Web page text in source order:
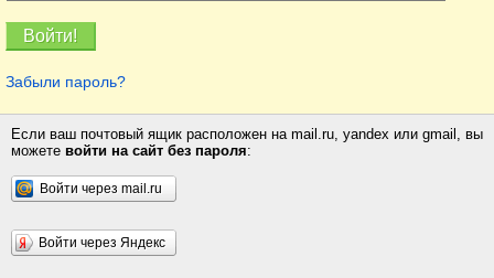
Забыли пароль?
Если ваш почтовый ящик расположен на mail.ru, yandex или gmail, вы
можете войти на сайт без пароля:
Войти через mail.ru
Войти через Яндекс